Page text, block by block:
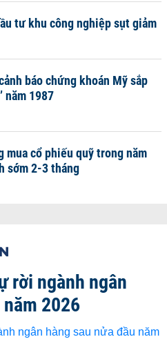
tư khu công nghiệp sụt giảm
báo chứng khoán Mỹ sắp
năm 1987
mua cổ phiếu quỹ trong năm
sớm 2-3 tháng
rời ngành ngân
2026